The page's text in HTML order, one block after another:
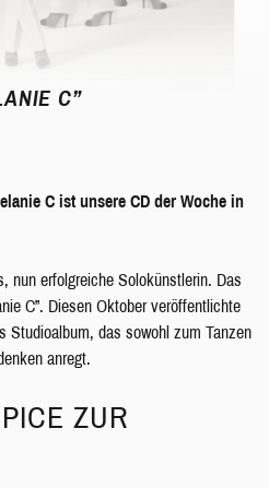
C”
C ist unsere CD der Woche in
nun erfolgreiche Solokünstlerin. Das
C”. Diesen Oktober veröffentlichte
Studioalbum, das sowohl zum Tanzen
anregt.
ZUR